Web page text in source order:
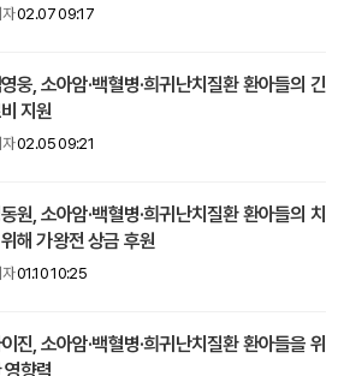
02.07 09:17
웅, 소아암·백혈병·희귀난치질환 환아들의 긴
지원
02.05 09:21
원, 소아암·백혈병·희귀난치질환 환아들의 치
해 가왕전 상금 후원
01.10 10:25
진, 소아암·백혈병·희귀난치질환 환아들을 위
향력